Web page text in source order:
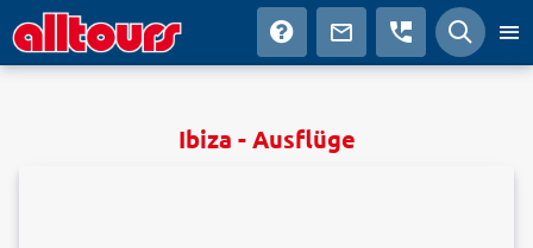
Ibiza - Ausflüge